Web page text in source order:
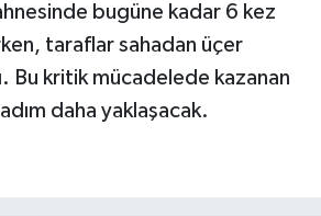
bugüne kadar 6 kez
taraflar sahadan üçer
Bu kritik mücadelede kazanan
daha yaklaşacak.